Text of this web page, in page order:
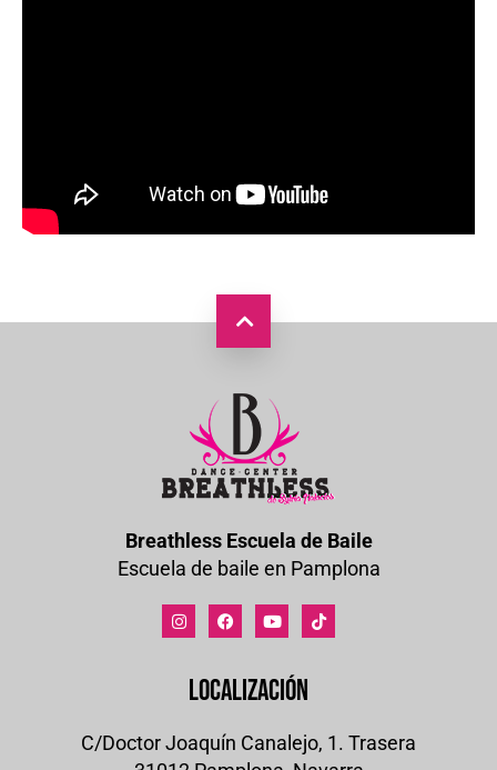
Breathless Escuela de Baile
Escuela de baile en Pamplona
Localización
C/Doctor Joaquín Canalejo, 1. Trasera